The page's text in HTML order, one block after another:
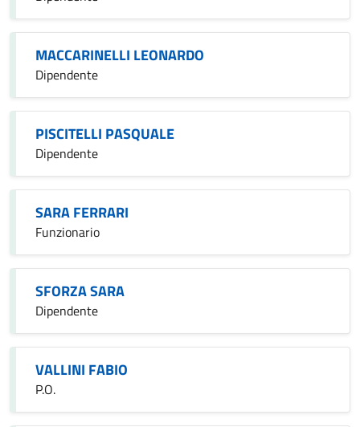
MACCARINELLI LEONARDO
Dipendente
PISCITELLI PASQUALE
Dipendente
SARA FERRARI
Funzionario
SFORZA SARA
Dipendente
VALLINI FABIO
P.O.